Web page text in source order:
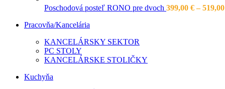
Poschodová posteľ RONO pre dvoch 399,00 € –
Pracovňa/Kancelária
KANCELÁRSKY SEKTOR
PC STOLY
KANCELÁRSKE STOLIČKY
Kuchyňa